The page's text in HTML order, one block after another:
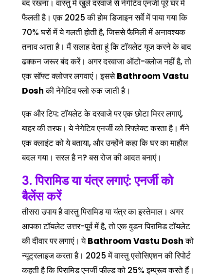
बंद रखना। वास्तु में खुले दरवाजे से नेगेटिव एनर्जी पूरे घर में
फैलती है। एक 2025 की होम डिजाइन सर्वे में पाया गया कि
70% घरों में ये गलती होती है, जिससे फैमिली में अनावश्यक
तनाव आता है। मैं सलाह देता हूं कि टॉयलेट यूज करने के बाद
ढक्कन जरूर बंद करें। अगर दरवाजा ऑटो-क्लोज नहीं है, तो
एक सॉफ्ट क्लोजर लगवाएं। इससेBathroom Vastu
Doshकी नेगेटिव फ्लो रुक जाती है।
एक और टिप: टॉयलेट के दरवाजे पर एक छोटा मिरर लगाएं,
बाहर की तरफ। ये नेगेटिव एनर्जी को रिफ्लेक्ट करता है। मैंने
एक क्लाइंट को ये बताया, और उन्होंने कहा कि घर का माहौल
बदल गया। सरल है न? बस रोज की आदत बनाएं।
3. पिरामिड या यंत्र लगाएं: एनर्जी को
बैलेंस करें
तीसरा उपाय है वास्तु पिरामिड या यंत्र का इस्तेमाल। अगर
आपका टॉयलेट उत्तर-पूर्व में है, तो एक वुडन पिरामिड टॉयलेट
की दीवार पर लगाएं। येBathroom Vastu Doshको
न्यूट्रलाइज करता है। 2025 में वास्तु एसोसिएशन की रिपोर्ट
कहती है कि पिरामिड एनर्जी फील्ड को 25% इम्प्रूव करते हैं।